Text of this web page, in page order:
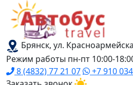
Брянск, ул.
Режим работы пн-пт 10:00-
8 (4832) 77 21 07
+7 910